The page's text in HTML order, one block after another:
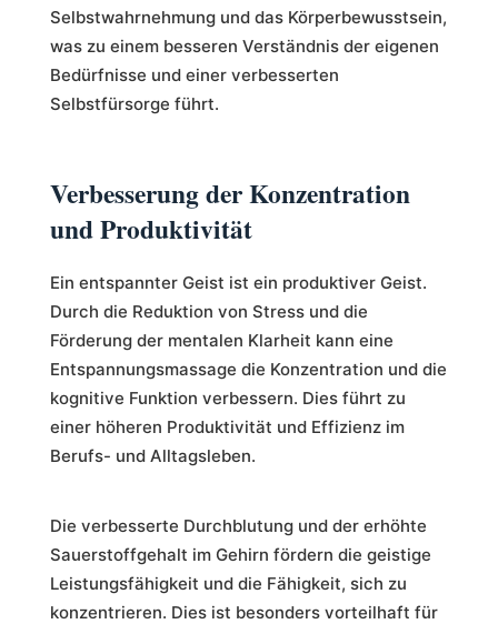
Selbstwahrnehmung und das Körperbewusstsein,
was zu einem besseren Verständnis der eigenen
Bedürfnisse und einer verbesserten
Selbstfürsorge führt.
Verbesserung der Konzentration
und Produktivität
Ein entspannter Geist ist ein produktiver Geist.
Durch die Reduktion von Stress und die
Förderung der mentalen Klarheit kann eine
Entspannungsmassage die Konzentration und die
kognitive Funktion verbessern. Dies führt zu
einer höheren Produktivität und Effizienz im
Berufs- und Alltagsleben.
Die verbesserte Durchblutung und der erhöhte
Sauerstoffgehalt im Gehirn fördern die geistige
Leistungsfähigkeit und die Fähigkeit, sich zu
konzentrieren. Dies ist besonders vorteilhaft für